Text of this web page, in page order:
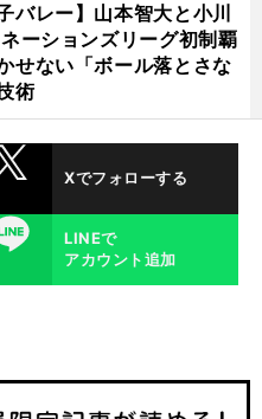
子バレー】山本智大と小川
ーションズリーグ初制覇
せない「ボール落とさな
術
Xでフォローする
LINEで
アカウント追加